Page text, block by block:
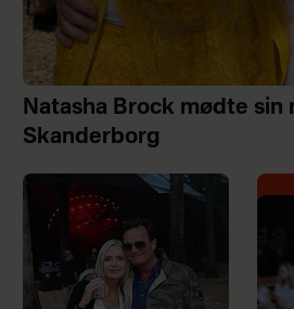
Natasha Brock mødte sin
Skanderborg